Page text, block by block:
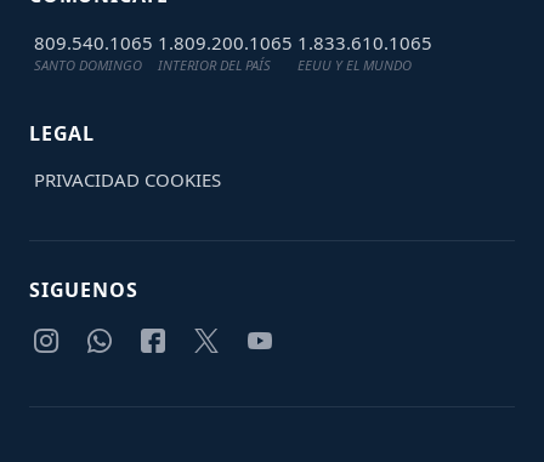
809.540.1065
SANTO DOMINGO
1.809.200.1065
INTERIOR DEL PAÍS
1.833.610.1065
EEUU Y EL MUNDO
LEGAL
PRIVACIDAD COOKIES
SIGUENOS